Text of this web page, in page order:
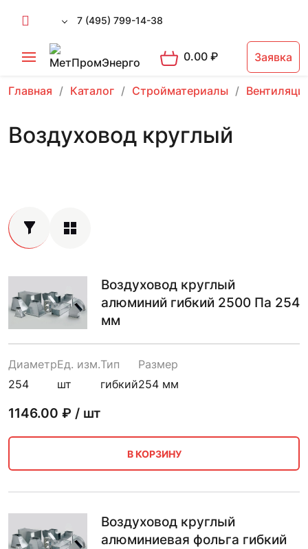
7 (495) 799-14-38
0.00₽ Заявка
Главная Каталог Стройматериалы
Воздуховод круглый
Воздуховод круглый
алюминий гибкий 2500 Па 254
мм
Диаметр
254
Ед. изм.
шт
Тип
гибкий
Размер
254 мм
1146.00 ₽ / шт
В КОРЗИНУ
Воздуховод круглый
алюминиевая фольга гибкий